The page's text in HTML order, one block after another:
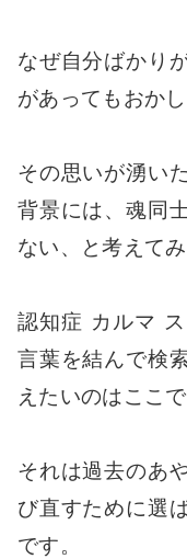
なぜ自分ばかり
があってもおか
その思いが湧い
背景には、魂同
ない、と考えてみ
認知症 カルマ
言葉を結んで検
えたいのはここで
それは過去のあ
び直すために選
です。